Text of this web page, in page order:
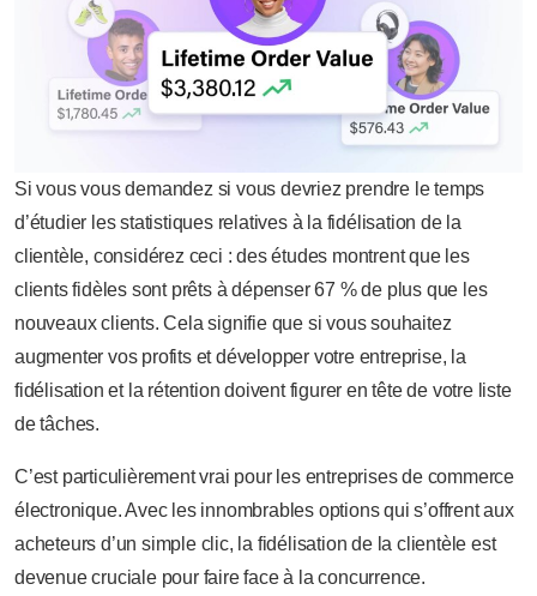
Si vous vous demandez si vous devriez prendre le temps
d’étudier les statistiques relatives à la fidélisation de la
clientèle, considérez ceci : des études montrent que les
clients fidèles sont prêts à dépenser 67 % de plus que les
nouveaux clients. Cela signifie que si vous souhaitez
augmenter vos profits et développer votre entreprise, la
fidélisation et la rétention doivent figurer en tête de votre liste
de tâches.
C’est particulièrement vrai pour les entreprises de commerce
électronique. Avec les innombrables options qui s’offrent aux
acheteurs d’un simple clic, la fidélisation de la clientèle est
devenue cruciale pour faire face à la concurrence.